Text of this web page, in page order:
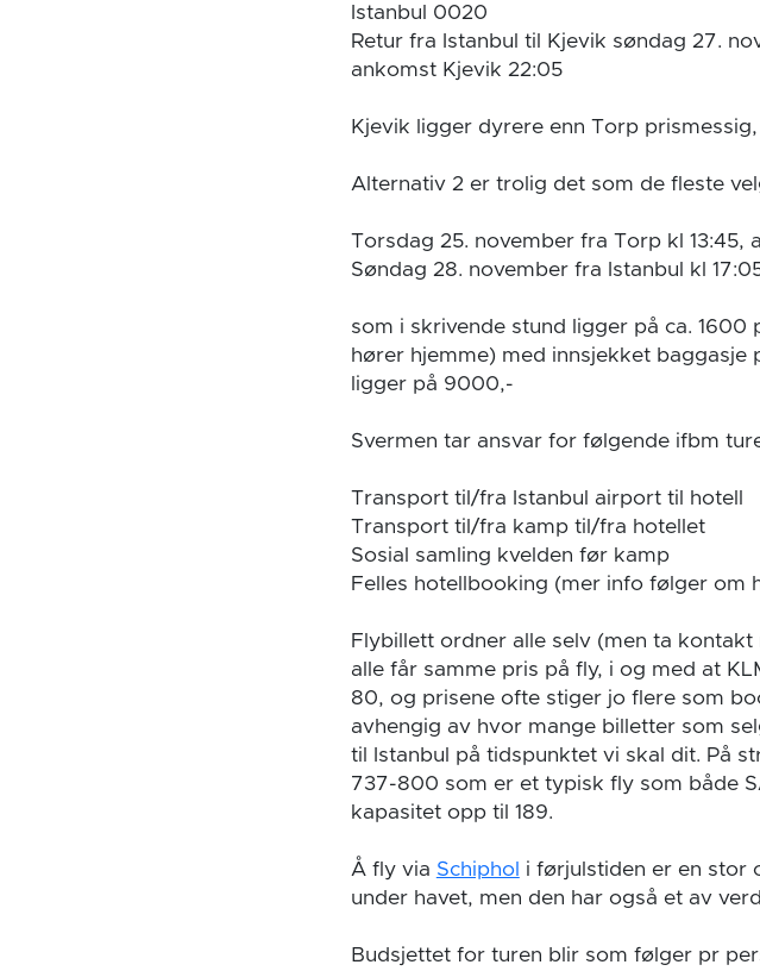
Istanbul 0020
Retur fra Istanbul til Kjevik søndag 27.
ankomst Kjevik 22:05
Kjevik ligger dyrere enn Torp
Alternativ 2 er trolig det som de fleste
Torsdag 25. november fra Torp kl
Søndag 28. november fra Istanbul kl
som i skrivende stund ligger på ca.
hører hjemme) med innsjekket baggasje
ligger på 9000,-
Svermen tar ansvar for følgende ifbm
Transport til/fra Istanbul airport til hotell
Transport til/fra kamp til/fra hotellet
Sosial samling kvelden før kamp
Felles hotellbooking (mer info følger om
Flybillett ordner alle selv (men ta
alle får samme pris på fly, i og med at
80, og prisene ofte stiger jo flere som
avhengig av hvor mange billetter som
til Istanbul på tidspunktet vi skal dit. På
737-800 som er et typisk fly som både
kapasitet opp til 189.
Å fly via Schiphol i førjulstiden er en stor
under havet, men den har også et av
Budsjettet for turen blir som følger pr